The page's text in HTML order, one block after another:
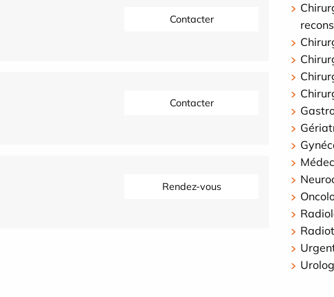
Contacter
Contacter
Rendez-vous